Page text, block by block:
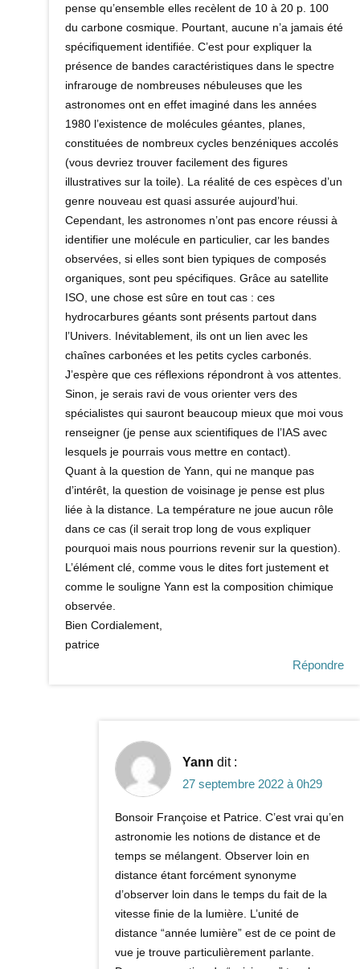
pense qu’ensemble elles recèlent de 10 à 20 p. 100
du carbone cosmique. Pourtant, aucune n’a jamais été
spécifiquement identifiée. C’est pour expliquer la
présence de bandes caractéristiques dans le spectre
infrarouge de nombreuses nébuleuses que les
astronomes ont en effet imaginé dans les années
1980 l’existence de molécules géantes, planes,
constituées de nombreux cycles benzéniques accolés
(vous devriez trouver facilement des figures
illustratives sur la toile). La réalité de ces espèces d’un
genre nouveau est quasi assurée aujourd’hui.
Cependant, les astronomes n’ont pas encore réussi à
identifier une molécule en particulier, car les bandes
observées, si elles sont bien typiques de composés
organiques, sont peu spécifiques. Grâce au satellite
ISO, une chose est sûre en tout cas : ces
hydrocarbures géants sont présents partout dans
l’Univers. Inévitablement, ils ont un lien avec les
chaînes carbonées et les petits cycles carbonés.
J’espère que ces réflexions répondront à vos attentes.
Sinon, je serais ravi de vous orienter vers des
spécialistes qui sauront beaucoup mieux que moi vous
renseigner (je pense aux scientifiques de l’IAS avec
lesquels je pourrais vous mettre en contact).
Quant à la question de Yann, qui ne manque pas
d’intérêt, la question de voisinage je pense est plus
liée à la distance. La température ne joue aucun rôle
dans ce cas (il serait trop long de vous expliquer
pourquoi mais nous pourrions revenir sur la question).
L’élément clé, comme vous le dites fort justement et
comme le souligne Yann est la composition chimique
observée.
Bien Cordialement,
patrice
Répondre
Yann dit :
27 septembre 2022 à 0h29
Bonsoir Françoise et Patrice. C’est vrai qu’en
astronomie les notions de distance et de
temps se mélangent. Observer loin en
distance étant forcément synonyme
d’observer loin dans le temps du fait de la
vitesse finie de la lumière. L’unité de
distance “année lumière” est de ce point de
vue je trouve particulièrement parlante.